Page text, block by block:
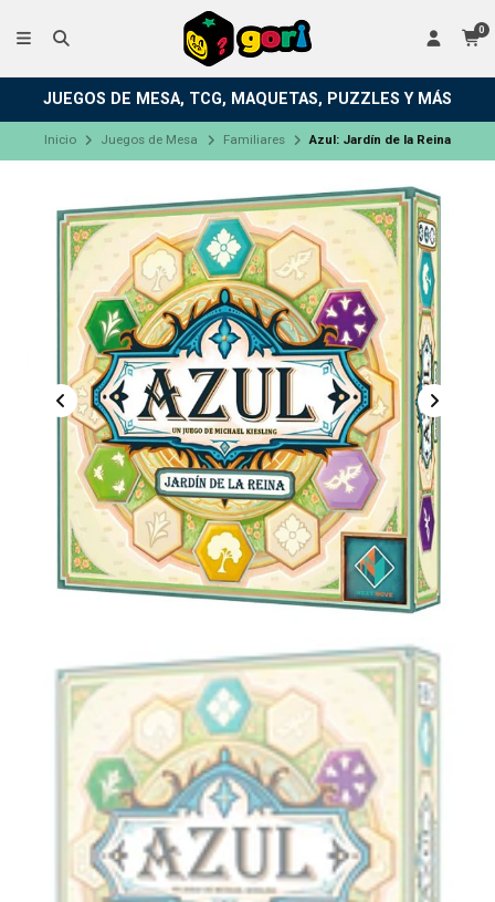
0
JUEGOS DE MESA, TCG, MAQUETAS, PUZZLES Y MÁS
Inicio Juegos de Mesa Familiares Azul: Jardín de la Reina